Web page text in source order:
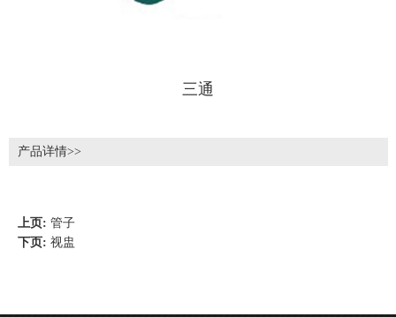
三通
产品详情>>
上页: 管子
下页: 视盅